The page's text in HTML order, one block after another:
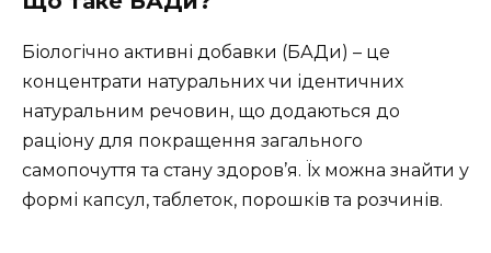
Біологічно активні добавки (БАДи) – це
концентрати натуральних чи ідентичних
натуральним речовин, що додаються до
раціону для покращення загального
самопочуття та стану здоров’я. Їх можна знайти у
формі капсул, таблеток, порошків та розчинів.